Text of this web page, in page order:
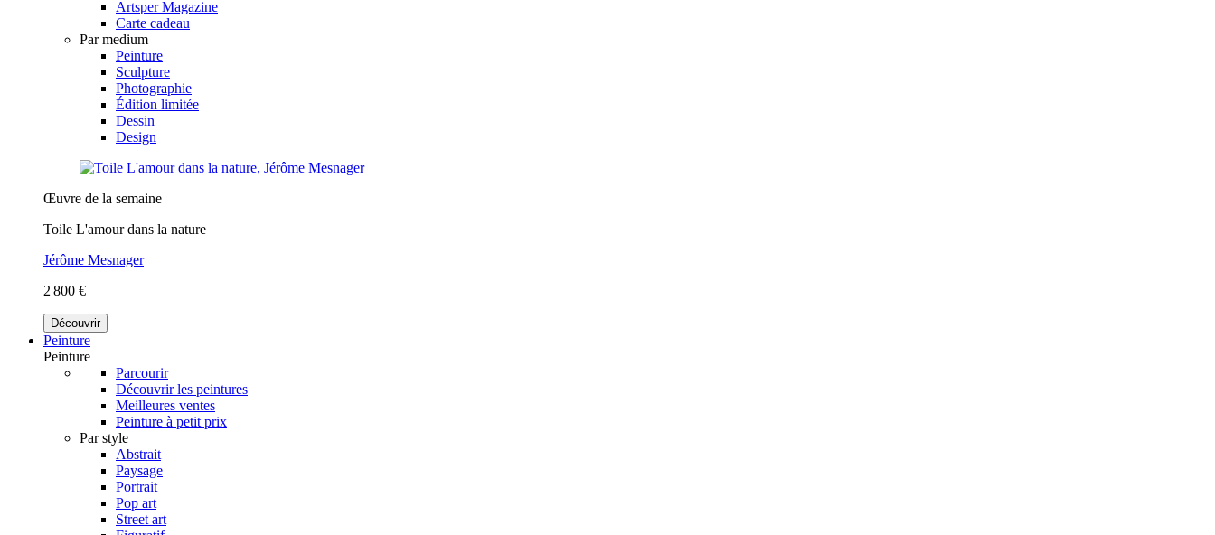
Artsper Magazine
Carte cadeau
Par medium
Peinture
Sculpture
Photographie
Édition limitée
Dessin
Design
Œuvre de la semaine
Toile L'amour dans la nature
Jérôme Mesnager
2 800 €
Découvrir
Peinture
Peinture
Parcourir
Découvrir les peintures
Meilleures ventes
Peinture à petit prix
Par style
Abstrait
Paysage
Portrait
Pop art
Street art